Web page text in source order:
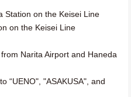
Station on the Keisei Line
on the Keisei Line
Narita Airport and Haneda
“UENO", "ASAKUSA", and